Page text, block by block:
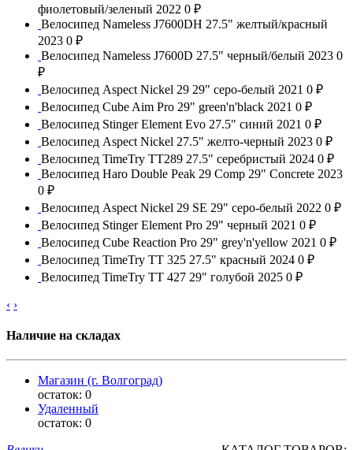
фиолетовый/зеленый 2022 0 ₽
Велосипед Nameless J7600DH 27.5" желтый/красный
2023 0 ₽
Велосипед Nameless J7600D 27.5" черный/белый 2023 0
₽
Велосипед Aspect Nickel 29 29" серо-белый 2021 0 ₽
Велосипед Cube Aim Pro 29" green'n'black 2021 0 ₽
Велосипед Stinger Element Evo 27.5" синий 2021 0 ₽
Велосипед Aspect Nickel 27.5" желто-черный 2023 0 ₽
Велосипед TimeTry TT289 27.5" серебристый 2024 0 ₽
Велосипед Haro Double Peak 29 Comp 29" Concrete 2023
0 ₽
Велосипед Aspect Nickel 29 SE 29" серо-белый 2022 0 ₽
Велосипед Stinger Element Pro 29" черный 2021 0 ₽
Велосипед Cube Reaction Pro 29" grey'n'yellow 2021 0 ₽
Велосипед TimeTry TT 325 27.5" красный 2024 0 ₽
Велосипед TimeTry TT 427 29" голубой 2025 0 ₽
‹ ›
Наличие на складах
Магазин (г. Волгоград)
остаток: 0
Удаленный
остаток: 0